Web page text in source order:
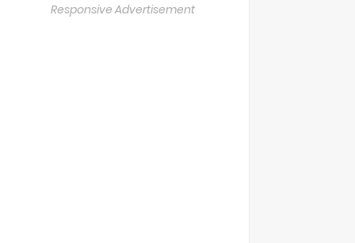
Responsive Advertisement